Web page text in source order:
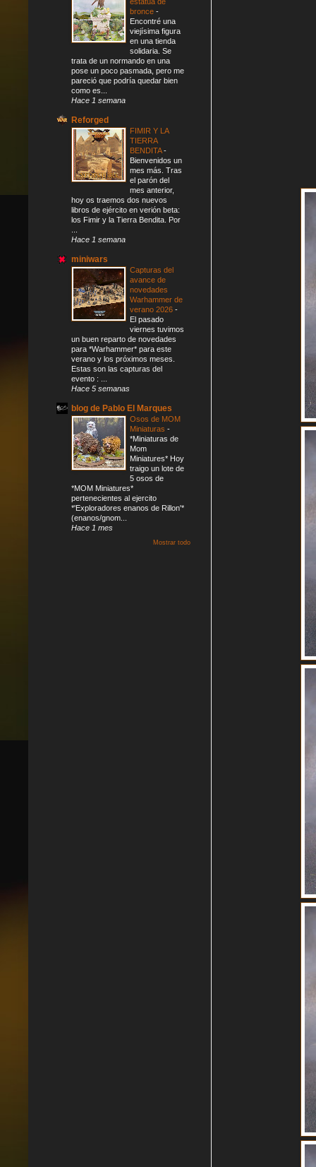
bronce -
Encontré una
viejísima figura
en una tienda
solidaria. Se
trata de un normando en una
pose un poco pasmada, pero me
pareció que podría quedar bien
como es...
Hace 1 semana
Reforged
FIMIR Y LA
TIERRA
BENDITA-
Bienvenidos un
mes más. Tras
el parón del
mes anterior,
hoy os traemos dos nuevos
libros de ejército en verión beta:
los Fimir y la Tierra Bendita. Por
Hace 1 semana
miniwars
Capturas del
avance de
novedades
Warhammer de
verano 2026 -
El pasado
viernes tuvimos
un buen reparto de novedades
para *Warhammer* para este
verano y los próximos meses.
Estas son las capturas del
evento : ...
Hace 5 semanas
blog de Pablo El Marques
Osos de MOM
Miniaturas -
*Miniaturas de
Mom
Miniatures* Hoy
traigo un lote de
5 osos de
*MOM Miniatures*
pertenecientes al ejercito
*'Exploradores enanos de Rillon'*
(enanos/gnom...
Hace 1 mes
Mostrar todo